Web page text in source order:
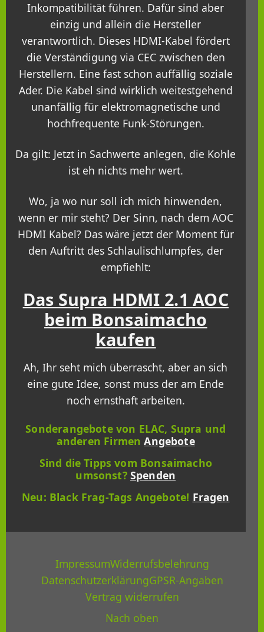
Inkompatibilität führen. Dafür sind aber
einzig und allein die Hersteller
verantwortlich. Dieses HDMI-Kabel fördert
die Verständigung via CEC zwischen den
Herstellern. Eine fast schon auffällig soziale
Ader. Die Kabel sind wirklich weitestgehend
unanfällig für elektromagnetische und
hochfrequente Funk-Störungen.
Da gilt: Jetzt in Sachwerte anlegen, die Kohle
ist eh nichts mehr wert.
Wo, ja wo nur soll ich mich hinwenden,
wenn er mir steht? Der Sinn, nach dem AOC
HDMI Kabel? Das wäre jetzt der Moment für
den Auftritt des Schlaulischlumpfes, der
empfiehlt:
Das Supra HDMI 2.1 AOC
beim Bonsaimacho
kaufen
Ah, Ihr seht mich überrascht, aber an sich
eine gute Idee, sonst muss der am Ende
noch ernsthaft arbeiten.
Sonderangebote von ELAC, Supra und
anderen FirmenAngebote
Sind die Tipps vom Bonsaimacho
umsonst? Spenden
Neu: Black Frag-Tags Angebote! Fragen
ImpressumWiderrufsbelehrung
DatenschutzerklärungGPSR-Angaben
Vertrag widerrufen
Nach oben